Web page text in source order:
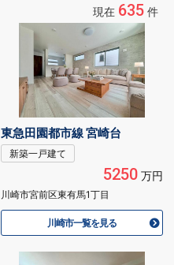
現在 635 件
東急田園都市線 宮崎台
新築一戸建て
5250万円
川崎市宮前区東有馬1丁目
川崎市一覧を見る